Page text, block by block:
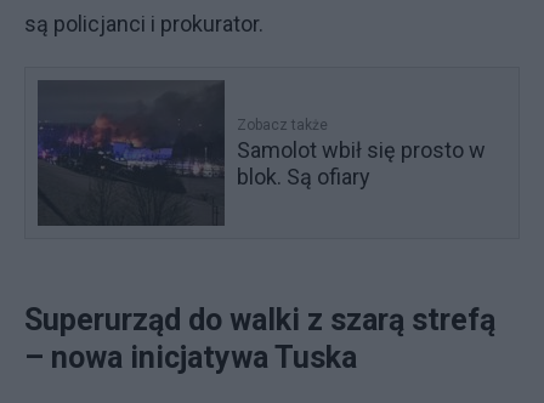
są policjanci i prokurator.
Zobacz także
Samolot wbił się prosto w
blok. Są ofiary
Superurząd do walki z szarą strefą
– nowa inicjatywa Tuska